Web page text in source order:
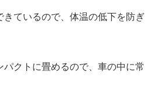
きているので、体温の低下を防ぎ
パクトに畳めるので、車の中に常